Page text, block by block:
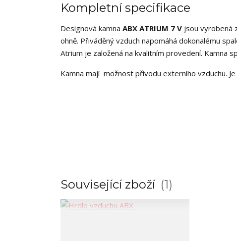
Kompletní specifikace
Designová kamna ABX ATRIUM 7 V jsou vyrobená
ohně. Přiváděný vzduch napomáhá dokonalému
Atrium je založená na kvalitním provedení. Kamna
Kamna mají možnost přívodu externího vzduchu.
Související zboží 1